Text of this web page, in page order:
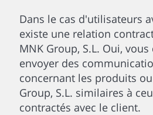
Dans le cas d'utilisateurs
existe une relation
MNK Group, S.L. Oui,
envoyer des
concernant les produits
Group, S.L. similaires à
contractés avec le client.